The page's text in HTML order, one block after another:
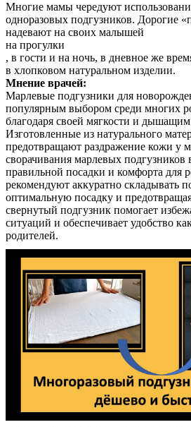
Многие мамы чередуют
одноразовых подгузников. Дорогие
надевают на своих малышей
на прогулки
, в гости и на ночь, в дневное же
в хлопковом натуральном изделии.
Мнение врачей:
Марлевые подгузники для
популярным выбором среди многих
благодаря своей мягкости и
Изготовленные из натурального
предотвращают раздражение кожи у
сворачивания марлевых подгузников
правильной посадки и комфорта для
рекомендуют аккуратно складывать
оптимальную посадку и
свернутый подгузник помогает
ситуаций и обеспечивает удобство
родителей.